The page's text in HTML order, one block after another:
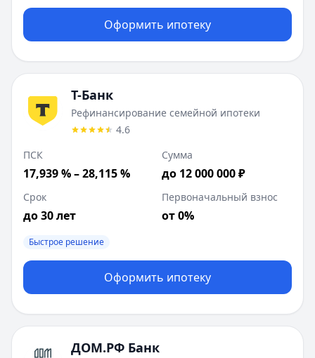
Оформить ипотеку
Т-Банк
Рефинансирование семейной ипотеки
4.6
ПСК
17,939 % – 28,115 %
Сумма
до 12 000 000 ₽
Срок
до 30 лет
Первоначальный взнос
от 0%
Быстрое решение
Оформить ипотеку
ДОМ.РФ Банк